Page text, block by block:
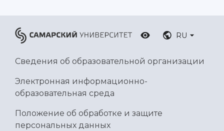
RU
Сведения об образовательной организации
Электронная информационно-
образовательная среда
Положение об обработке и защите
персональных данных